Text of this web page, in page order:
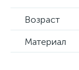
Возраст
Материал